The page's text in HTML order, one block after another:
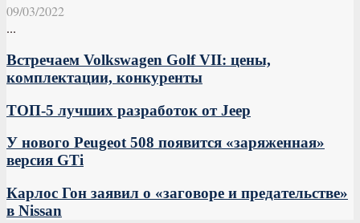
09/03/2022
...
Встречаем Volkswagen Golf VII: цены,
комплектации, конкуренты
ТОП-5 лучших разработок от Jeep
У нового Peugeot 508 появится «заряженная»
версия GTi
Карлос Гон заявил о «заговоре и предательстве»
в Nissan